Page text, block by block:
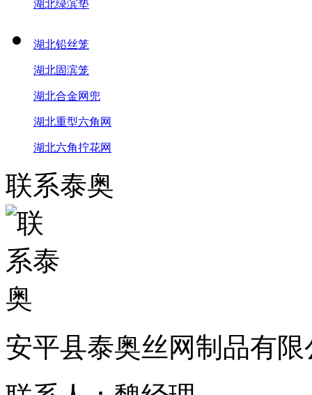
湖北绿滨垫
湖北铅丝笼
湖北固滨笼
湖北合金网兜
湖北重型六角网
湖北六角拧花网
联系泰奥
安平县泰奥丝网制品有限